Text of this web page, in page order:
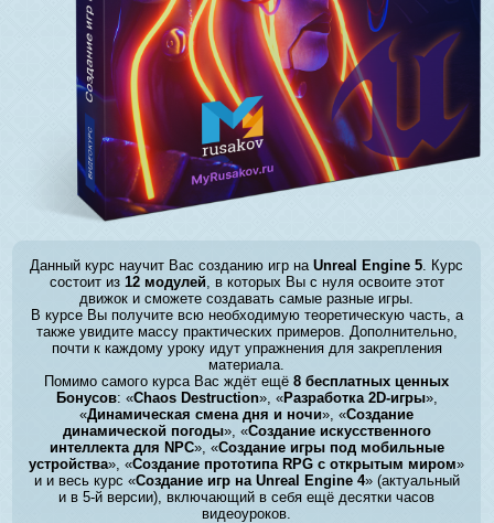
Данный курс научит Вас созданию игр наUnreal Engine 5 . Курс
состоит из 12 модулей, в которых Вы с нуля освоите этот
движок и сможете создавать самые разные игры.
В курсе Вы получите всю необходимую теоретическую часть, а
также увидите массу практических примеров. Дополнительно,
почти к каждому уроку идут упражнения для закрепления
материала.
Помимо самого курса Вас ждёт ещё8 бесплатных ценных
Бонусов: «Chaos Destruction», «Разработка 2D-игры»,
«Динамическая смена дня и ночи», «Создание
динамической погоды», «Создание искусственного
интеллекта для NPC», «Создание игры под мобильные
устройства», «Создание прототипа RPG с открытым миром»
и и весь курс «Создание игр на Unreal Engine 4» (актуальный
и в 5-й версии), включающий в себя ещё десятки часов
видеоуроков.